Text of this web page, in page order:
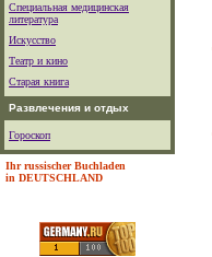
Специальная медицинская
литература
Искусство
Театр и кино
Старая книга
Развлечения и отдых
Гороскоп
Ihr russischer Buchladen
in DEUTSCHLAND